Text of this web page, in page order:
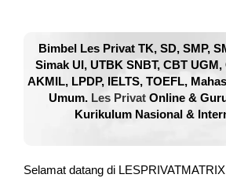
Bimbel Les Privat TK, SD, SMP,
Simak UI, UTBK SNBT, CBT
AKMIL, LPDP, IELTS, TOEFL,
Umum. Les PrivatOnline &
Kurikulum Nasional &
Selamat datang di